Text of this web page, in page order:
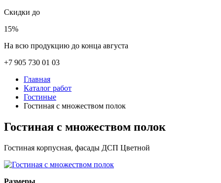
Скидки до
15%
На всю продукцию до конца августа
+7 905 730 01 03
Главная
Каталог работ
Гостиные
Гостиная с множеством полок
Гостиная с множеством полок
Гостиная корпусная, фасады ДСП Цветной
Размеры